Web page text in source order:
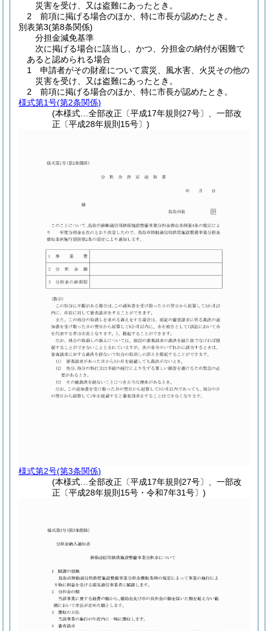
災害を受け、又は盗難にあったとき。
2 前項に掲げる場合のほか、特に市長が認めたとき。
別表第3(第8条関係)
分担金減免基準
次に掲げる場合に該当し、かつ、分担金の納付が困難で
あると認められる場合
1 申請者がその財産について震災、風水害、火災その他の
災害を受け、又は盗難にあったとき。
2 前項に掲げる場合のほか、特に市長が認めたとき。
様式第1号(第2条関係)
(本様式…全部改正〔平成17年規則27号〕、一部改
正〔平成28年規則15号〕)
様式第2号(第3条関係)
(本様式…全部改正〔平成17年規則27号〕、一部改
正〔平成28年規則15号・令和7年31号〕)